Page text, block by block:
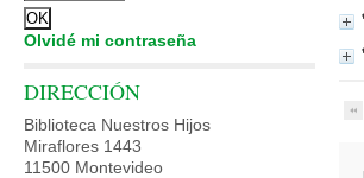
Olvidé mi contraseña
DIRECCIÓN
Biblioteca Nuestros Hijos
Miraflores 1443
11500 Montevideo